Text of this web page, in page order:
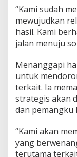
“Kami sudah
mewujudkan
hasil. Kami
jalan menuju
Menanggapi
untuk
terkait. Ia
strategis akan
dan pemangku
“Kami akan
yang
terutama